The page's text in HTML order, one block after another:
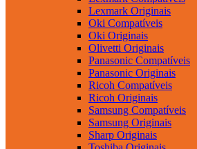
Lexmark Originais
Oki Compatíveis
Oki Originais
Olivetti Originais
Panasonic Compatíveis
Panasonic Originais
Ricoh Compatíveis
Ricoh Originais
Samsung Compatíveis
Samsung Originais
Sharp Originais